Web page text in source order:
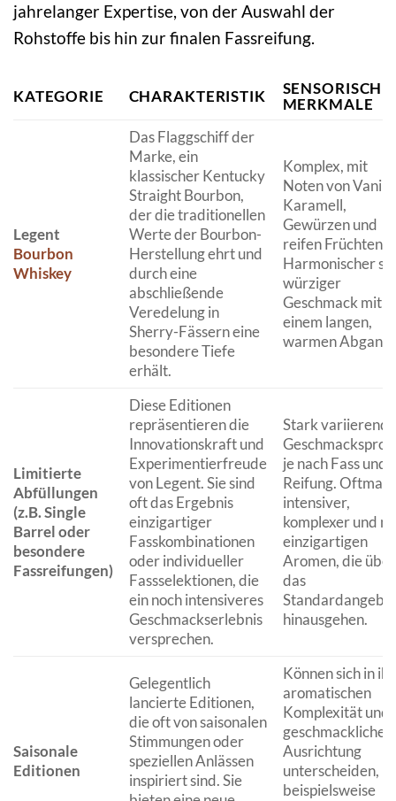
jahrelanger Expertise, von der Auswahl der
Rohstoffe bis hin zur finalen Fassreifung.
KATEGORIE CHARAKTERISTIK
SENSORISCHE
MERKMALE
Legent
Bourbon
Whiskey
Das Flaggschiff der
Marke, ein
klassischer Kentucky
Straight Bourbon,
der die traditionellen
Werte der Bourbon-
Herstellung ehrt und
durch eine
abschließende
Veredelung in
Sherry-Fässern eine
besondere Tiefe
erhält.
Komplex, mit
Noten von
Karamell,
Gewürzen und
reifen Früchten.
Harmonischer
würziger
Geschmack mit
einem langen,
warmen Abgang.
Limitierte
Abfüllungen
(z.B. Single
Barrel oder
besondere
Fassreifungen)
Diese Editionen
repräsentieren die
Innovationskraft und
Experimentierfreude
von Legent. Sie sind
oft das Ergebnis
einzigartiger
Fasskombinationen
oder individueller
Fassselektionen, die
ein noch intensiveres
Geschmackserlebnis
versprechen.
Stark variierende
je nach Fass und
Reifung. Oftmals
intensiver,
komplexer und
einzigartigen
Aromen, die über
das
hinausgehen.
Saisonale
Editionen
Gelegentlich
lancierte Editionen,
die oft von saisonalen
Stimmungen oder
speziellen Anlässen
inspiriert sind. Sie
Können sich in
aromatischen
Komplexität und
geschmacklichen
Ausrichtung
unterscheiden,
beispielsweise